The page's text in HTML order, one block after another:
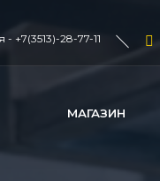
+7(3513)-28-77-11
МАГАЗИН